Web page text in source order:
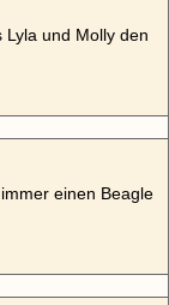
und Molly den
einen Beagle